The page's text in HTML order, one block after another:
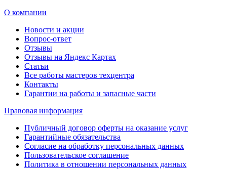
О компании
Новости и акции
Вопрос-ответ
Отзывы
Отзывы на Яндекс Картах
Статьи
Все работы мастеров техцентра
Контакты
Гарантии на работы и запасные части
Правовая информация
Публичный договор оферты на оказание услуг
Гарантийные обязательства
Согласие на обработку персональных данных
Пользовательское соглашение
Политика в отношении персональных данных